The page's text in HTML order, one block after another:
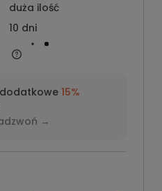
duża ilość
10 dni
15%
→